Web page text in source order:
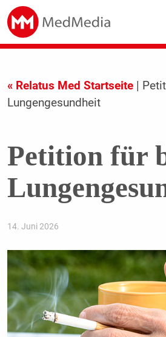
« Relatus Med Startseite|
Lungengesundheit
Petition für
14. Juni 2026